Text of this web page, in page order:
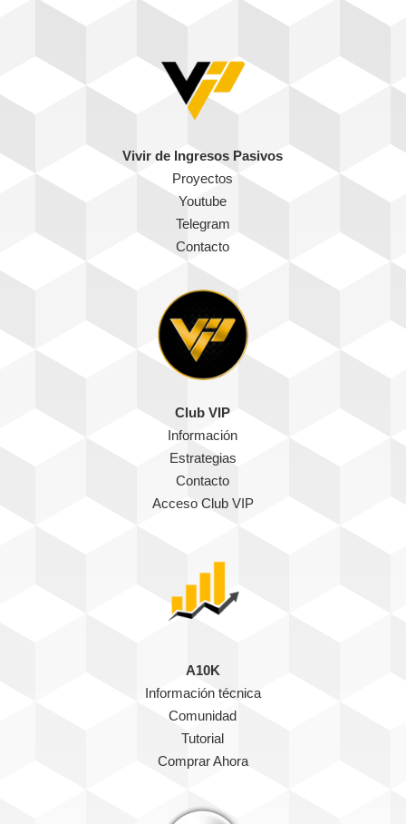
Vivir de Ingresos Pasivos
Proyectos
Youtube
Telegram
Contacto
Club VIP
Información
Estrategias
Contacto
Acceso Club VIP
A10K
Información técnica
Comunidad
Tutorial
Comprar Ahora